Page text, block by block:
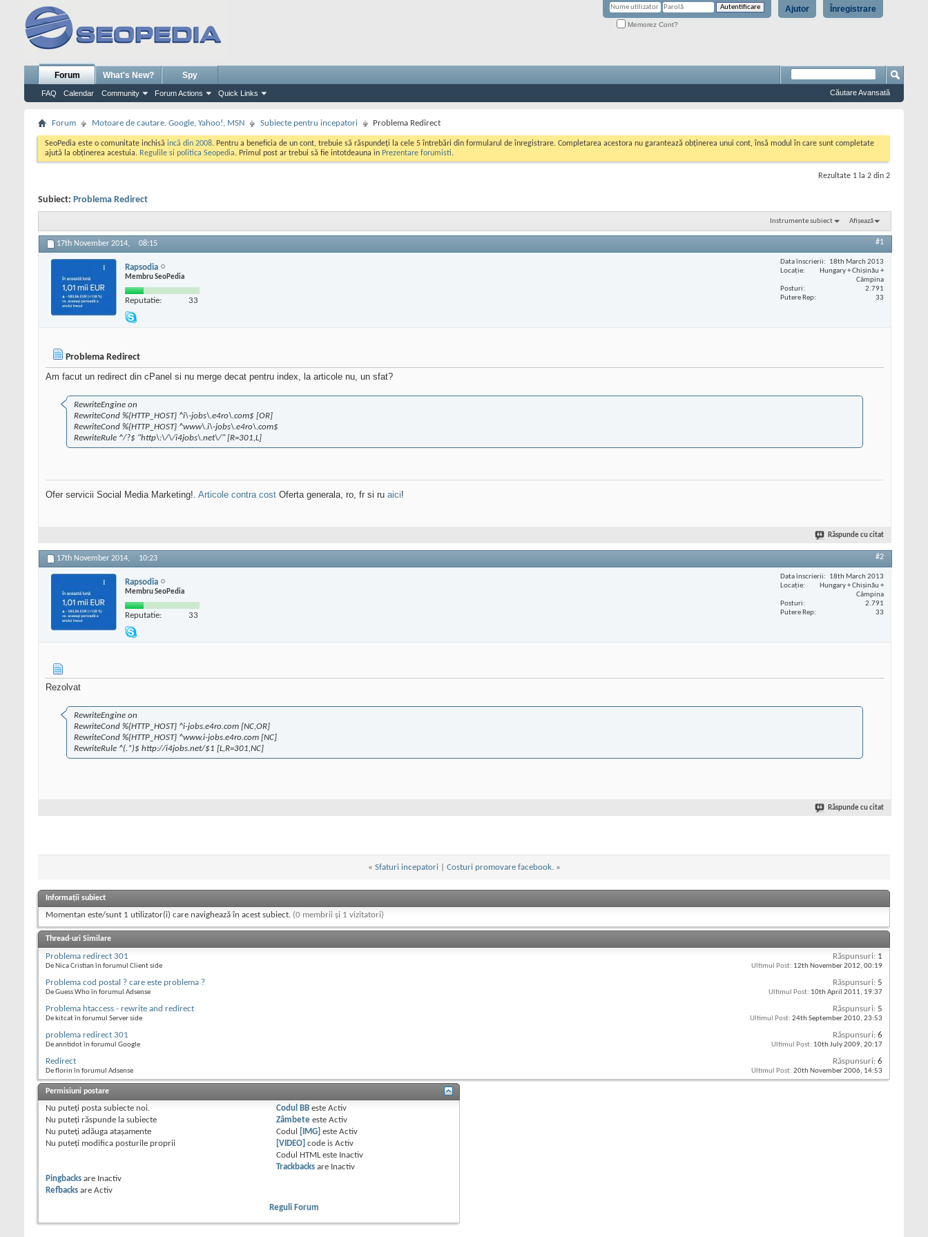
Înregistrare
Ajutor
Memorez Cont?
Forum
FAQ Calendar Community Forum Actions Quick Links
What's New? Spy
Căutare Avansată
Forum Motoare de cautare. Google, Yahoo!, MSN Subiecte pentru incepatori Problema Redirect
SeoPedia este o comunitate inchisă incă din 2008. Pentru a beneficia de un cont, trebuie să răspundeți la cele 5 întrebări din formularul de înregistrare. Completarea acestora nu garantează obținerea unui cont, însă modul în care sunt completate
ajută la obținerea acestuia. Regulile si politica Seopedia. Primul post ar trebui să fie intotdeauna in Prezentare forumisti.
Rezultate 1 la 2 din 2
Subiect: Problema Redirect
Instrumente subiect Afișează
17th November 2014, 08:15 #1
Rapsodia
Membru SeoPedia
Reputatie: 33
Data înscrierii
18th March 2013
Locaţie
Hungary + Chișinău +
Câmpina
Posturi
2.791
Putere Rep
33
Problema Redirect
Am facut un redirect din cPanel si nu merge decat pentru index, la articole nu, un sfat?
RewriteEngine on
RewriteCond %{HTTP_HOST} ^i\-jobs\.e4ro\.com$ [OR]
RewriteCond %{HTTP_HOST} ^www\.i\-jobs\.e4ro\.com$
RewriteRule ^/?$ "http\:\/\/i4jobs\.net\/" [R=301,L]
Ofer servicii Social Media Marketing!. Articole contra cost Oferta generala, ro, fr si ru aici!
Răspunde cu citat
17th November 2014, 10:23 #2
Rapsodia
Membru SeoPedia
Reputatie: 33
Data înscrierii
18th March 2013
Locaţie
Hungary + Chișinău +
Câmpina
Posturi
2.791
Putere Rep
33
Rezolvat
RewriteEngine on
RewriteCond %{HTTP_HOST} ^i-jobs.e4ro.com [NC,OR]
RewriteCond %{HTTP_HOST} ^www.i-jobs.e4ro.com [NC]
RewriteRule ^(.*)$ http://i4jobs.net/$1 [L,R=301,NC]
Răspunde cu citat
« Sfaturi incepatori Costuri promovare facebook. »
Informații subiect
Momentan este/sunt 1 utilizator(i) care navighează în acest subiect. (0 membrii și 1 vizitatori)
Thread-uri Similare
Problema redirect 301
De Nica Cristian în forumul Client side
Răspunsuri: 1
Ultimul Post: 12th November 2012, 00:19
Problema cod postal ? care este problema ?
De Guess Who în forumul Adsense
Răspunsuri: 5
Ultimul Post: 10th April 2011, 19:37
Problema htaccess - rewrite and redirect
De kitcat în forumul Server side
Răspunsuri: 5
Ultimul Post: 24th September 2010, 23:53
problema redirect 301
De anntidot în forumul Google
Răspunsuri: 6
Ultimul Post: 10th July 2009, 20:17
Redirect
De florin în forumul Adsense
Răspunsuri: 6
Ultimul Post: 20th November 2006, 14:53
Permisiuni postare
Nu puteţi posta subiecte noi.
Nu puteţi răspunde la subiecte
Nu puteţi adăuga ataşamente
Nu puteţi modifica posturile proprii
Codul BB esteActiv
Zâmbete esteActiv
Codul
[IMG] esteActiv
[VIDEO] code isActiv
Codul HTML este Inactiv
Trackbacks are Inactiv
Pingbacks are Inactiv
Refbacks are Activ
Reguli Forum